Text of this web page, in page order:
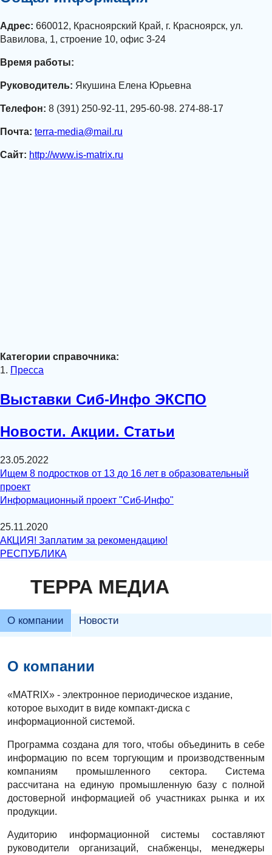
Адрес: 660012, Красноярский Край, г. Красноярск, ул.
Вавилова, 1, строение 10, офис 3-24
Время работы:
Руководитель: Якушина Елена Юрьевна
Телефон: 8 (391) 250-92-11, 295-60-98. 274-88-17
Почта: terra-media@mail.ru
Сайт: http://www.is-matrix.ru
Категории справочника:
1. Пресса
Выставки Сиб-Инфо ЭКСПО
Новости. Акции. Статьи
23.05.2022
Ищем 8 подростков от 13 до 16 лет в образовательный
проект
Информационный проект "Сиб-Инфо"
25.11.2020
АКЦИЯ! Заплатим за рекомендацию!
РЕСПУБЛИКА
ТЕРРА МЕДИА
О компании Новости
О компании
«MATRIX» - электронное периодическое издание,
которое выходит в виде компакт-диска с
информационной системой.
Программа создана для того, чтобы объединить в себе
информацию по всем торгующим и производственным
компаниям промышленного сектора. Система
рассчитана на единую промышленную базу с полной
достоверной информацией об участниках рынка и их
продукции.
Аудиторию информационной системы составляют
руководители организаций, снабженцы, менеджеры